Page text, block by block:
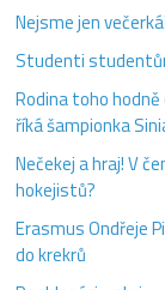
Nejsme jen
Studenti
Rodina toho
říká šampionka
Nečekej a hraj! V
hokejistů?
Erasmus Ondřeje
do krekrů